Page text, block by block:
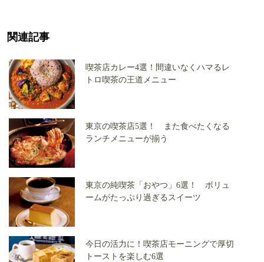
関連記事
喫茶店カレー4選！間違いなくハマるレ
トロ喫茶の王道メニュー
東京の喫茶店5選！ また食べたくなる
ランチメニューが揃う
東京の純喫茶「おやつ」6選！ ボリュ
ームがたっぷり過ぎるスイーツ
今日の活力に！喫茶店モーニングで厚切
トーストを楽しむ6選